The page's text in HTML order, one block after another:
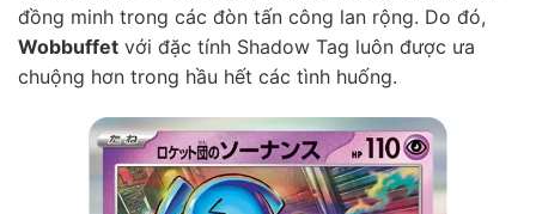
đồng minh trong các đòn tấn công lan rộng. Do đó,
Wobbuffet với đặc tính Shadow Tag luôn được ưa
chuộng hơn trong hầu hết các tình huống.